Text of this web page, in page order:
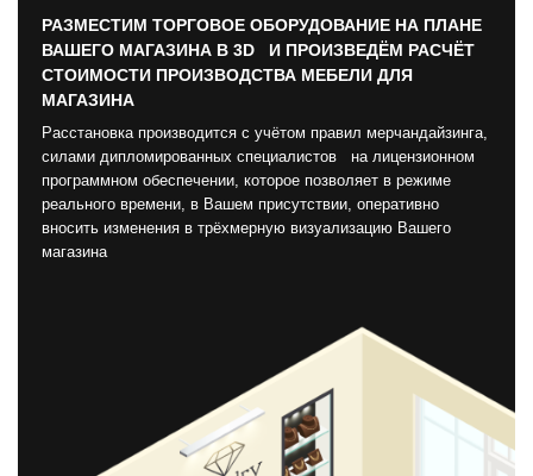
РАЗМЕСТИМ ТОРГОВОЕ ОБОРУДОВАНИЕ НА ПЛАНЕ
ВАШЕГО МАГАЗИНА В 3D И ПРОИЗВЕДЁМ РАСЧЁТ
СТОИМОСТИ ПРОИЗВОДСТВА МЕБЕЛИ ДЛЯ
МАГАЗИНА
Расстановка производится с учётом правил мерчандайзинга,
силами дипломированных специалистов на лицензионном
программном обеспечении, которое позволяет в режиме
реального времени, в Вашем присутствии, оперативно
вносить изменения в трёхмерную визуализацию Вашего
магазина